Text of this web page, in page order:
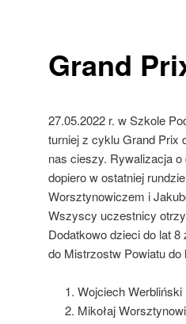
Grand
27.05.2022 r. w Szkole
turniej z cyklu Grand Prix
nas cieszy. Rywalizacja
dopiero w ostatniej
Worsztynowiczem i
Wszyscy uczestnicy
Dodatkowo dzieci do lat
do Mistrzostw Powiatu do
Wojciech
Mikołaj